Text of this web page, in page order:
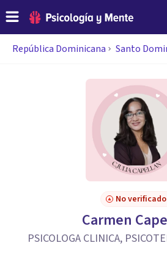
República Dominicana Santo
No verificado
Carmen
PSICOLOGA CLINICA,